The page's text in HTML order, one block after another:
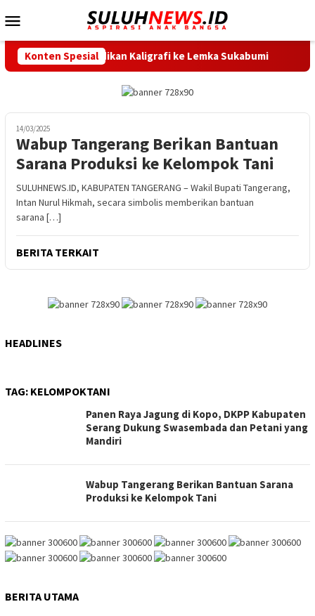
ke
Mobile
Konten Spesial
20 Peserta Pendidikan Kaligrafi ke Lemka Sukabumi
14/03/2025
Wabup Tangerang Berikan Bantuan
Sarana Produksi ke Kelompok Tani
SULUHNEWS.ID, KABUPATEN TANGERANG – Wakil Bupati Tangerang,
Intan Nurul Hikmah, secara simbolis memberikan bantuan
sarana […]
BERITA TERKAIT
HEADLINES
TAG: KELOMPOKTANI
Panen Raya Jagung di Kopo, DKPP Kabupaten
Serang Dukung Swasembada dan Petani yang
Mandiri
Wabup Tangerang Berikan Bantuan Sarana
Produksi ke Kelompok Tani
BERITA UTAMA